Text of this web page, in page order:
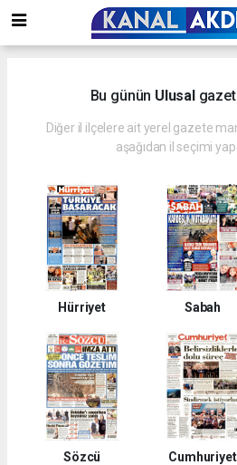
Bu günün Ulusal
Diğer il ilçelere ait yerel gazete
aşağıdan il seçimi
Hürriyet Sabah
Sözcü Cumhuriyet